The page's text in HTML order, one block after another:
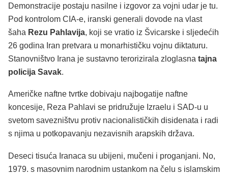
Demonstracije postaju nasilne i izgovor za vojni udar je tu.
Pod kontrolom CIA-e, iranski generali dovode na vlast
šaha Rezu Pahlavija, koji se vratio iz Švicarske i sljedećih
26 godina Iran pretvara u monarhističku vojnu diktaturu.
Stanovništvo Irana je sustavno terorizirala zloglasna tajna
policija Savak.
Američke naftne tvrtke dobivaju najbogatije naftne
koncesije, Reza Pahlavi se pridružuje Izraelu i SAD-u u
svetom savezništvu protiv nacionalističkih disidenata i radi
s njima u potkopavanju nezavisnih arapskih država.
Deseci tisuća Iranaca su ubijeni, mučeni i proganjani. No,
1979. s masovnim narodnim ustankom na čelu s islamskim